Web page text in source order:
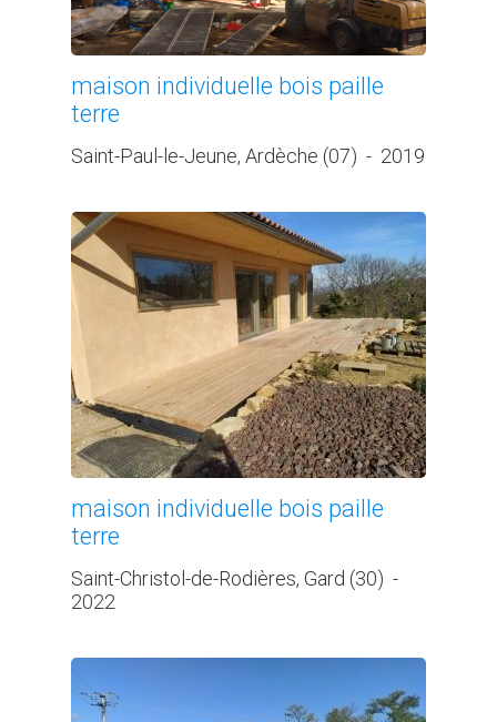
maison individuelle bois paille
terre
Saint-Paul-le-Jeune, Ardèche (07) - 2019
maison individuelle bois paille
terre
Saint-Christol-de-Rodières, Gard (30) -
2022